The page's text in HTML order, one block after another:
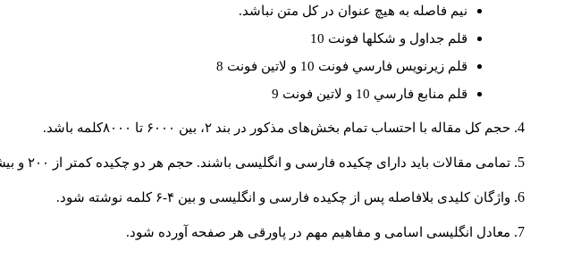
نيم فاصله به هيچ عنوان در كل متن نباشد.
قلم جداول و شكلها فونت 10
قلم زيرنويس فارسي فونت 10 و لاتين فونت 8
قلم منابع فارسي 10 و لاتين فونت 9
حجم کل مقاله با احتساب تمام بخش‌های مذکور در بند ۲، بین ۶۰۰۰ تا ۸۰۰۰کلمه باشد.
تمامی مقالات باید دارای چکیده فارسی و انگلیسی باشند. حجم هر دو چکیده کمتر از ۲۰۰ و بیشتر از ۲۵۰ کلمه نباشد.
واژگان کلیدی بلافاصله پس از چکیده فارسی و انگلیسی و بین ۴-۶ کلمه نوشته شود.
معادل انگلیسی اسامی و مفاهیم مهم در پاورقی هر صفحه آورده شود.